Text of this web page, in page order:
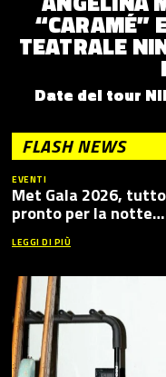
“CARAMÉ”
TEATRALE
Date del tour
FLASH NEWS
EVENTI
Met Gala 2026, tutto
pronto per la notte
più fashion dell’anno:
tema, ospiti e dove
LEGGI DI PIÙ